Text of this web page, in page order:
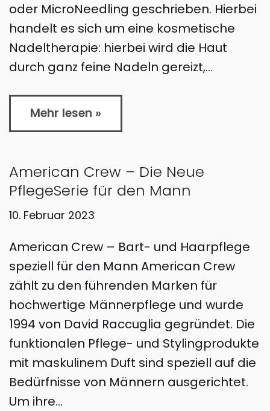
oder MicroNeedling geschrieben. Hierbei
handelt es sich um eine kosmetische
Nadeltherapie: hierbei wird die Haut
durch ganz feine Nadeln gereizt,…
Mehr lesen »
American Crew – Die Neue
PflegeSerie für den Mann
10. Februar 2023
American Crew – Bart- und Haarpflege
speziell für den Mann American Crew
zählt zu den führenden Marken für
hochwertige Männerpflege und wurde
1994 von David Raccuglia gegründet. Die
funktionalen Pflege- und Stylingprodukte
mit maskulinem Duft sind speziell auf die
Bedürfnisse von Männern ausgerichtet.
Um ihre…